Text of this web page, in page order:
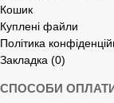
Кошик
Куплені файли
Політика
Закладка (0)
СПОСОБИ